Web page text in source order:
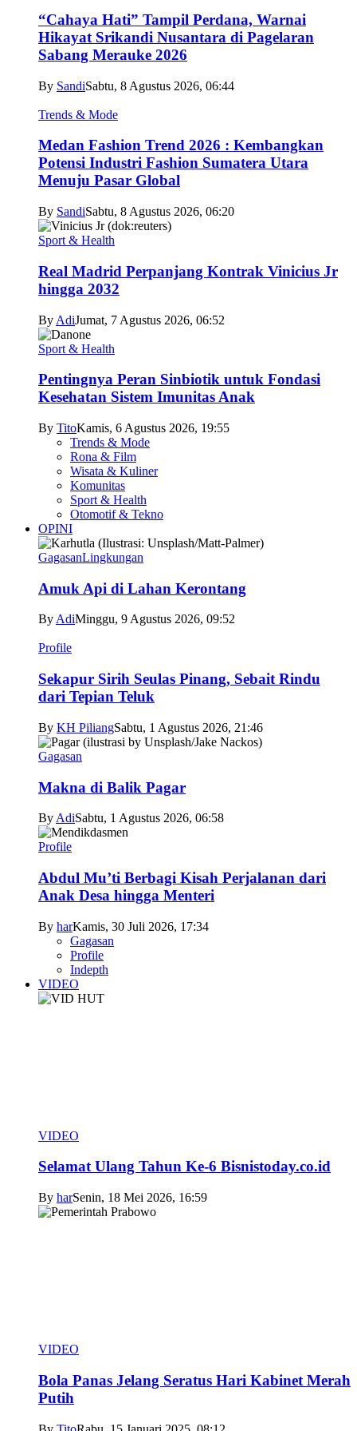
“Cahaya Hati” Tampil Perdana, Warnai
Hikayat Srikandi Nusantara di Pagelaran
Sabang Merauke 2026
By SandiSabtu, 8 Agustus 2026, 06:44
Trends & Mode
Medan Fashion Trend 2026 : Kembangkan
Potensi Industri Fashion Sumatera Utara
Menuju Pasar Global
By SandiSabtu, 8 Agustus 2026, 06:20
Sport & Health
Real Madrid Perpanjang Kontrak Vinicius Jr
hingga 2032
By AdiJumat, 7 Agustus 2026, 06:52
Sport & Health
Pentingnya Peran Sinbiotik untuk Fondasi
Kesehatan Sistem Imunitas Anak
By TitoKamis, 6 Agustus 2026, 19:55
Trends & Mode
Rona & Film
Wisata & Kuliner
Komunitas
Sport & Health
Otomotif & Tekno
OPINI
GagasanLingkungan
Amuk Api di Lahan Kerontang
By AdiMinggu, 9 Agustus 2026, 09:52
Profile
Sekapur Sirih Seulas Pinang, Sebait Rindu
dari Tepian Teluk
By KH PiliangSabtu, 1 Agustus 2026, 21:46
Gagasan
Makna di Balik Pagar
By AdiSabtu, 1 Agustus 2026, 06:58
Profile
Abdul Mu’ti Berbagi Kisah Perjalanan dari
Anak Desa hingga Menteri
By harKamis, 30 Juli 2026, 17:34
Gagasan
Profile
Indepth
VIDEO
VIDEO
Selamat Ulang Tahun Ke-6 Bisnistoday.co.id
By harSenin, 18 Mei 2026, 16:59
VIDEO
Bola Panas Jelang Seratus Hari Kabinet Merah
Putih